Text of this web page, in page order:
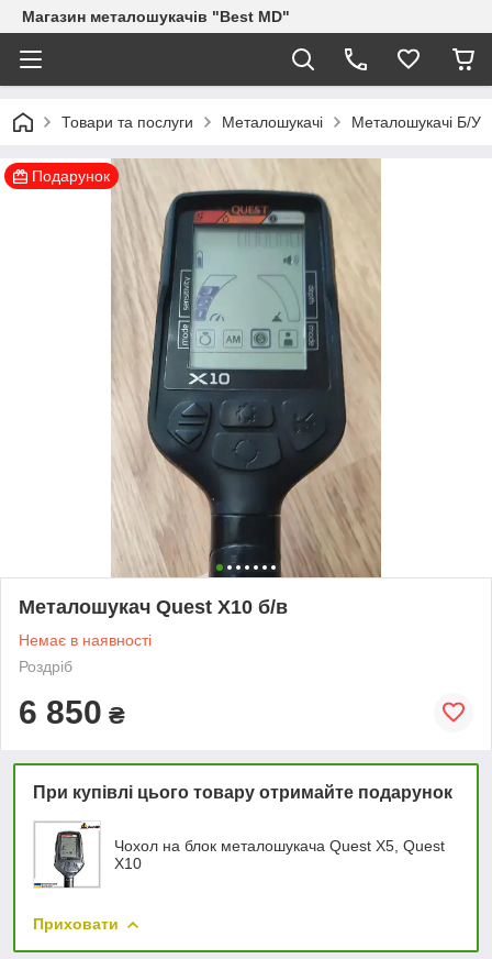
Магазин металошукачів "Best MD"
Товари та послуги Металошукачі Металошукачі Б/У
Подарунок
Металошукач Quest X10 б/в
Немає в наявності
Роздріб
6 850 ₴
При купівлі цього товару отримайте подарунок
Чохол на блок металошукача Quest X5, Quest
X10
Приховати